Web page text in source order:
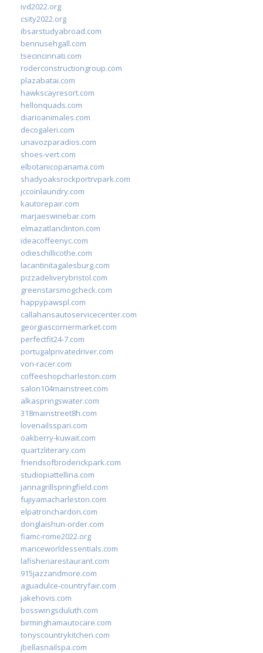
ivd2022.org
csity2022.org
ibsarstudyabroad.com
bennusehgall.com
tsecincinnati.com
roderconstructiongroup.com
plazabatai.com
hawkscayresort.com
hellonquads.com
diarioanimales.com
decogaleri.com
unavozparadios.com
shoes-vert.com
elbotanicopanama.com
shadyoaksrockportrvpark.com
jccoinlaundry.com
kautorepair.com
marjaeswinebar.com
elmazatlanclinton.com
ideacoffeenyc.com
odieschillicothe.com
lacantinitagalesburg.com
pizzadeliverybristol.com
greenstarsmogcheck.com
happypawspl.com
callahansautoservicecenter.com
georgiascornermarket.com
perfectfit24-7.com
portugalprivatedriver.com
von-racer.com
coffeeshopcharleston.com
salon104mainstreet.com
alkaspringswater.com
318mainstreet8h.com
lovenailsspari.com
oakberry-kuwait.com
quartzliterary.com
friendsofbroderickpark.com
studiopiattellina.com
jannagrillspringfield.com
fujiyamacharleston.com
elpatronchardon.com
donglaishun-order.com
fiamc-rome2022.org
mariceworldessentials.com
lafisheriarestaurant.com
915jazzandmore.com
aguadulce-countryfair.com
jakehovis.com
bosswingsduluth.com
birminghamautocare.com
tonyscountrykitchen.com
jbellasnailspa.com